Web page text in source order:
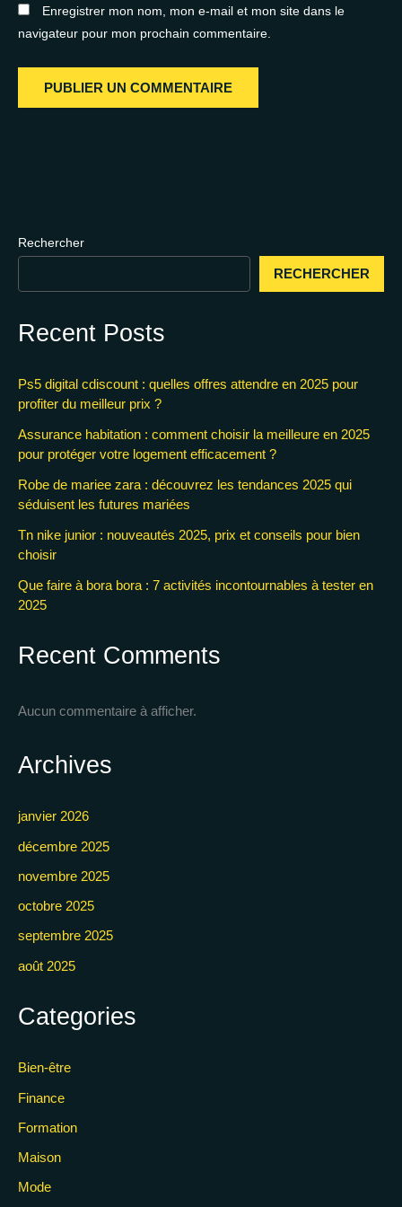
Enregistrer mon nom, mon e-mail et mon site dans le
navigateur pour mon prochain commentaire.
Rechercher
RECHERCHER
Recent Posts
Ps5 digital cdiscount : quelles offres attendre en 2025 pour
profiter du meilleur prix ?
Assurance habitation : comment choisir la meilleure en 2025
pour protéger votre logement efficacement ?
Robe de mariee zara : découvrez les tendances 2025 qui
séduisent les futures mariées
Tn nike junior : nouveautés 2025, prix et conseils pour bien
choisir
Que faire à bora bora : 7 activités incontournables à tester en
2025
Recent Comments
Aucun commentaire à afficher.
Archives
janvier 2026
décembre 2025
novembre 2025
octobre 2025
septembre 2025
août 2025
Categories
Bien-être
Finance
Formation
Maison
Mode